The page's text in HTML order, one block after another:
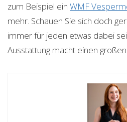
zum Beispiel ein WMF
mehr. Schauen Sie sich doch
immer für jeden etwas dabei
Ausstattung macht einen